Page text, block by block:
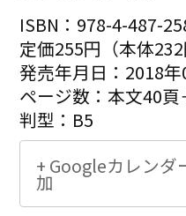
ISBN：978-4-487-
定価255円（本体232
発売年月日：2018年
ページ数：本文40
判型：B5
+ Googleカレンダ
加